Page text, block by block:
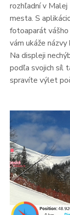
rozhľadní v
mesta. S
fotoaparát
vám ukáže
Na displeji
podľa svojich síl
spravíte výlet